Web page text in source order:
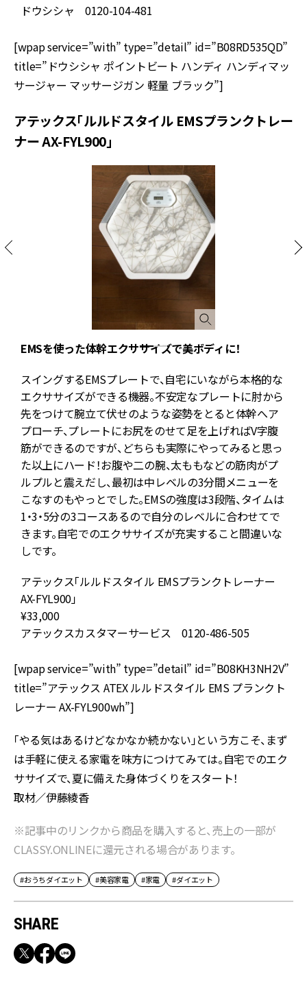
ドウシシャ 0120-104-481
[wpap service=”with” type=”detail” id=”B08RD535QD”
title=”ドウシシャ ポイントビート ハンディ ハンディマッ
サージャー マッサージガン 軽量 ブラック”]
アテックス「ルルドスタイル EMSプランクトレー
ナー AX-FYL900」
EMSを使った体幹エクササイズで美ボディに！
スイングするEMSプレートで、自宅にいながら本格的な
エクササイズができる機器。不安定なプレートに肘から
先をつけて腕立て伏せのような姿勢をとると体幹へア
プローチ、プレートにお尻をのせて足を上げればV字腹
筋ができるのですが、どちらも実際にやってみると思っ
た以上にハード！お腹や二の腕、太ももなどの筋肉がプ
ルプルと震えだし、最初は中レベルの3分間メニューを
こなすのもやっとでした。EMSの強度は3段階、タイムは
1・3・5分の3コースあるので自分のレベルに合わせてで
きます。自宅でのエクササイズが充実すること間違いな
しです。
アテックス「ルルドスタイル EMSプランクトレーナー
AX-FYL900」
¥33,000
アテックスカスタマーサービス 0120-486-505
[wpap service=”with” type=”detail” id=”B08KH3NH2V”
title=”アテックス ATEX ルルドスタイル EMS プランクト
レーナー AX-FYL900wh”]
「やる気はあるけどなかなか続かない」という方こそ、まず
は手軽に使える家電を味方につけてみては。自宅でのエク
ササイズで、夏に備えた身体づくりをスタート！
取材／伊藤綾香
※記事中のリンクから商品を購入すると、売上の一部が
CLASSY.ONLINEに還元される場合があります。
#おうちダイエット #美容家電 #家電 #ダイエット
SHARE